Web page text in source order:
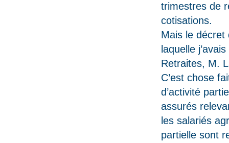
trimestres de
cotisations.
Mais le décret
laquelle
Retraites, M.
C’est chose
d’activité
assurés
les salariés
partielle sont